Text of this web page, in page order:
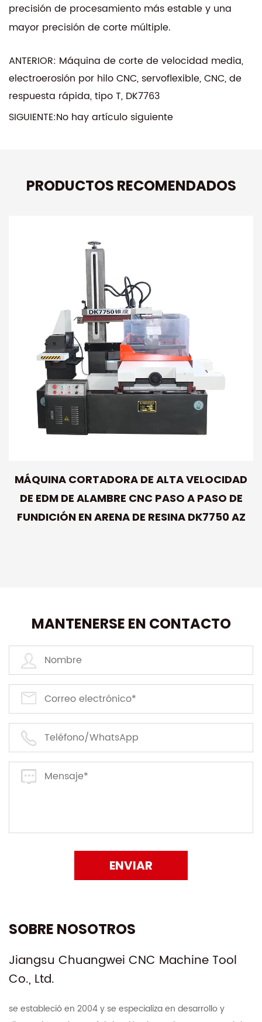
precisión de procesamiento más estable y una
mayor precisión de corte múltiple.
ANTERIOR: Máquina de corte de velocidad media,
electroerosión por hilo CNC, servoflexible, CNC, de
respuesta rápida, tipo T, DK7763
SIGUIENTE:No hay artículo siguiente
PRODUCTOS RECOMENDADOS
MÁQUINA CORTADORA DE ALTA VELOCIDAD
DE EDM DE ALAMBRE CNC PASO A PASO DE
FUNDICIÓN EN ARENA DE RESINA DK7750 AZ
MANTENERSE EN CONTACTO
ENVIAR
SOBRE NOSOTROS
Jiangsu Chuangwei CNC Machine Tool
Co., Ltd.
se estableció en 2004 y se especializa en desarrollo y